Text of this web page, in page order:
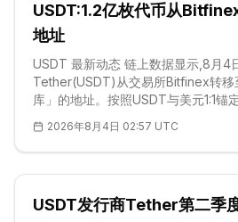
森、Netstars及相关方人员参与,普
稳定币完成
USDT:1.2亿枚代币从
地址
USDT 最新动态 链上数据显示,8月4
Tether(USDT)从交易所Bitfinex转
库」的地址。按照USDT与美元1:1锚
认具体结算网络,因此精确的链上路径
报存档中存在一笔日期为1月6日的
账,但无法确认该笔早期记录描述的
管理,而非市场抛售行为。Tether官方
2026年8月4日 02:57 UTC
USDT发行商Tether第二季